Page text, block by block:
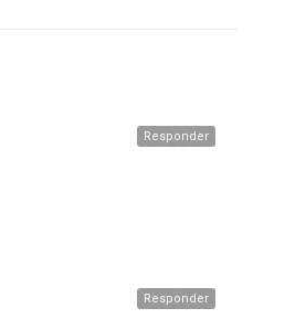
Responder
Responder